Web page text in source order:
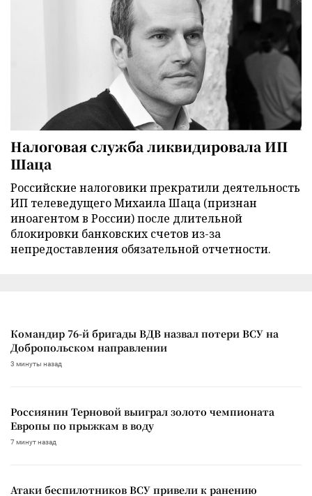
Налоговая служба ликвидировала ИП
Шаца
Российские налоговики прекратили деятельность
ИП телеведущего Михаила Шаца (признан
иноагентом в России) после длительной
блокировки банковских счетов из-за
непредоставления обязательной отчетности.
Командир 76-й бригады ВДВ назвал потери ВСУ на
Добропольском направлении
3 минуты назад
Россиянин Терновой выиграл золото чемпионата
Европы по прыжкам в воду
7 минут назад
Атаки беспилотников ВСУ привели к ранению